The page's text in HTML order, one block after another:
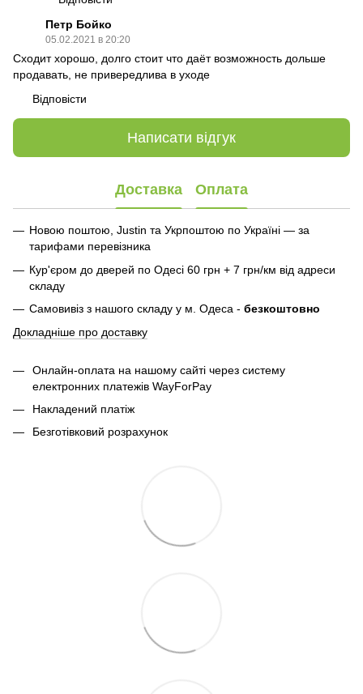
Петр Бойко
05.02.2021 в 20:20
Сходит хорошо, долго стоит что даёт возможность дольше
продавать, не привередлива в уходе
Відповісти
Написати відгук
Доставка Оплата
Новою поштою, Justin та Укрпоштою по Україні — за
тарифами перевізника
Кур'єром до дверей по Одесі 60 грн + 7 грн/км від адреси
складу
Самовивіз з нашого складу у м. Одеса - безкоштовно
Докладніше про доставку
Онлайн-оплата на нашому сайті через систему
електронних платежів WayForPay
Накладений платіж
Безготівковий розрахунок